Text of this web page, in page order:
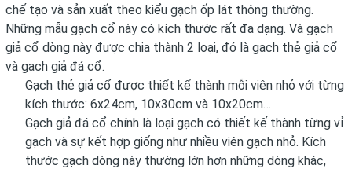
chế tạo và sản xuất theo kiểu gạch ốp lát thông thường.
Những mẫu gạch cổ này có kích thước rất đa dạng. Và gạch
giả cổ dòng này được chia thành 2 loại, đó là gạch thẻ giả cổ
và gạch giả đá cổ.
Gạch thẻ giả cổ được thiết kế thành mỗi viên nhỏ với từng
kích thước: 6x24cm, 10x30cm và 10x20cm…
Gạch giả đá cổ chính là loại gạch có thiết kế thành từng vỉ
gạch và sự kết hợp giống như nhiều viên gạch nhỏ. Kích
thước gạch dòng này thường lớn hơn những dòng khác,